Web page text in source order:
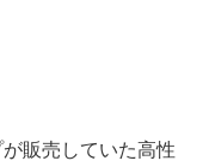
販売していた高性